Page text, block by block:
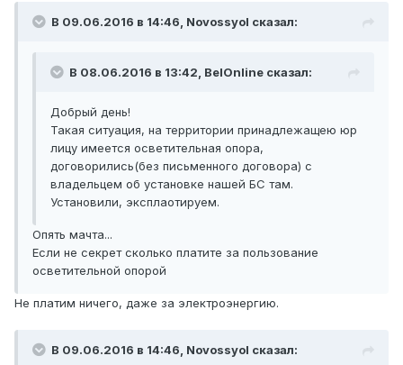
В 09.06.2016 в 14:46, Novossyol сказал:
В 08.06.2016 в 13:42, BelOnline сказал:
Добрый день!
Такая ситуация, на территории принадлежащею юр
лицу имеется осветительная опора,
договорились(без письменного договора) с
владельцем об установке нашей БС там.
Установили, эксплаотируем.
Опять мачта...
Если не секрет сколько платите за пользование
осветительной опорой
Не платим ничего, даже за электроэнергию.
В 09.06.2016 в 14:46, Novossyol сказал: